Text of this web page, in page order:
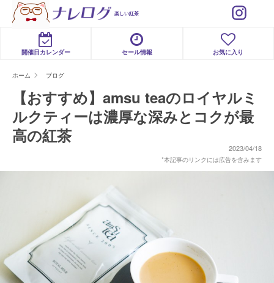
楽しい紅茶
開催日カレンダー セール情報 お気に入り
ホーム ブログ
【おすすめ】amsu teaのロイヤルミ
ルクティーは濃厚な深みとコクが最
高の紅茶
2023/04/18
*本記事のリンクには広告を含みます